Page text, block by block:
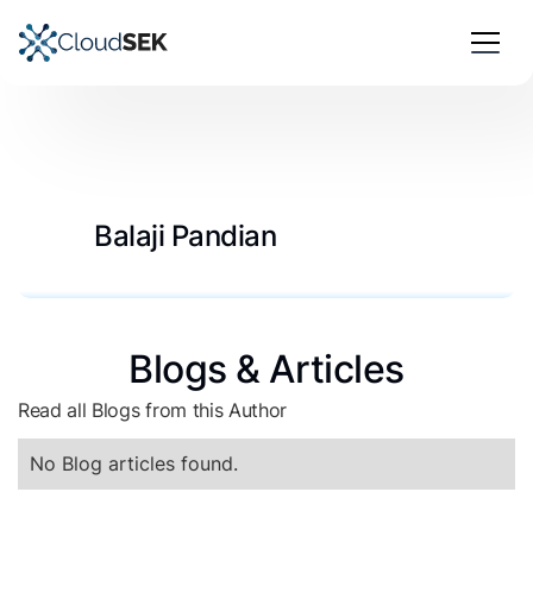
Balaji Pandian
Blogs & Articles
Read all Blogs from this Author
No Blog articles found.